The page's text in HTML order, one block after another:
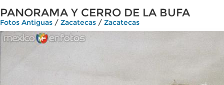
PANORAMA Y CERRO DE LA BUFA
Fotos Antiguas / Zacatecas / Zacatecas